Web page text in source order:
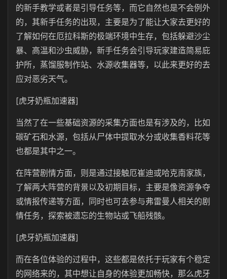
的新手教学或者是引导任务等，而它自然也是不会例外
的，其新手任务的出现，主要是为了能让大家去更好的
了解如何在厄拉科斯的极端环境中生存，包括躲避沙尘
暴、高温和沙虫威胁，新手任务会引导玩家建造简易庇
护所，蒸馏服制作站、水源收集器等，以此来更好的去
应对恶劣天气。
[虎牙奶瓶加速器]
当然了在一些基础资源的采集方面也是有涉及的，比如
碳矿石和水源，包括从尸体中提取水分或收集香料花等
也都是其中之一。
在阵营剧情方面，则是通过接触厄崔迪或哈克南家族，
了解两大阵营的背景以及初期目标，主要是像资源争夺
或情报传递等方面，同时也可去参与弗雷曼人相关的剧
情任务，探索被遗忘的生物站或飞船残骸。
[虎牙奶瓶加速器]
而在各位体验的过程中，这些都是依托于玩家有个稳定
的网络来的，其中想让自身的体验更加畅快，那么虎牙